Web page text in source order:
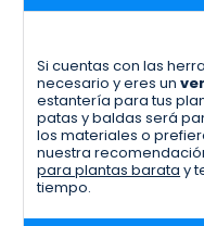
Si cuentas con las
necesario y eres un
estantería para tus
patas y baldas será
los materiales o
nuestra
para plantas barata y
tiempo.